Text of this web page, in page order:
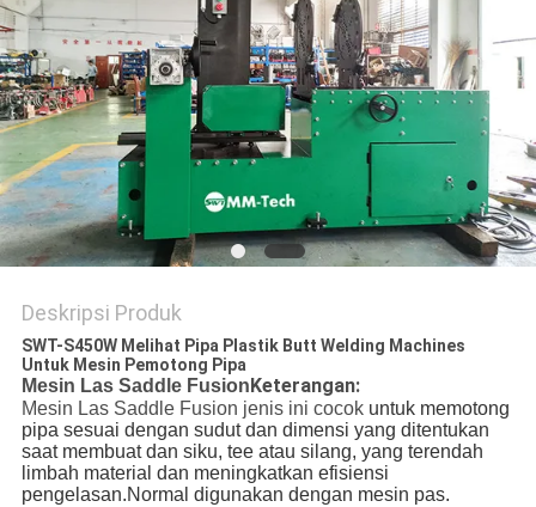
POLICY
Deskripsi Produk
SWT-S450W Melihat Pipa Plastik Butt Welding Machines
Untuk Mesin Pemotong Pipa
Mesin Las Saddle Fusion Keterangan:
Mesin Las Saddle Fusion jenis ini cocok untuk memotong
pipa sesuai dengan sudut dan dimensi yang ditentukan
limbah material dan meningkatkan efisiensi
pengelasan.Normal digunakan dengan mesin pas.